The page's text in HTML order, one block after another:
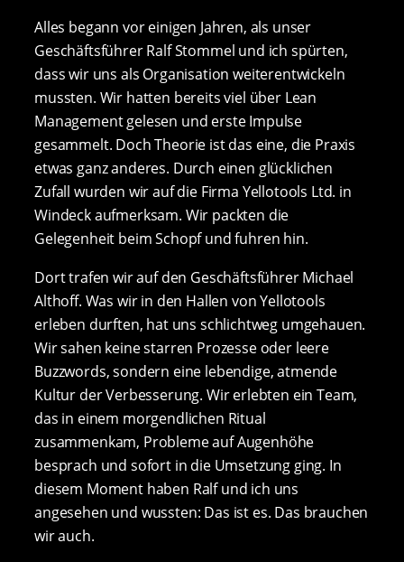
Alles begann vor einigen Jahren, als unser
Geschäftsführer Ralf Stommel und ich spürten,
dass wir uns als Organisation weiterentwickeln
mussten. Wir hatten bereits viel über Lean
Management gelesen und erste Impulse
gesammelt. Doch Theorie ist das eine, die Praxis
etwas ganz anderes. Durch einen glücklichen
Zufall wurden wir auf die Firma Yellotools Ltd. in
Windeck aufmerksam. Wir packten die
Gelegenheit beim Schopf und fuhren hin.
Dort trafen wir auf den Geschäftsführer Michael
Althoff. Was wir in den Hallen von Yellotools
erleben durften, hat uns schlichtweg umgehauen.
Wir sahen keine starren Prozesse oder leere
Buzzwords, sondern eine lebendige, atmende
Kultur der Verbesserung. Wir erlebten ein Team,
das in einem morgendlichen Ritual
zusammenkam, Probleme auf Augenhöhe
besprach und sofort in die Umsetzung ging. In
diesem Moment haben Ralf und ich uns
angesehen und wussten: Das ist es. Das brauchen
wir auch.